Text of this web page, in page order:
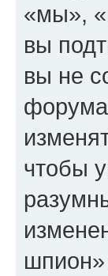
«мы»,
вы
вы не
чтобы
шпион»